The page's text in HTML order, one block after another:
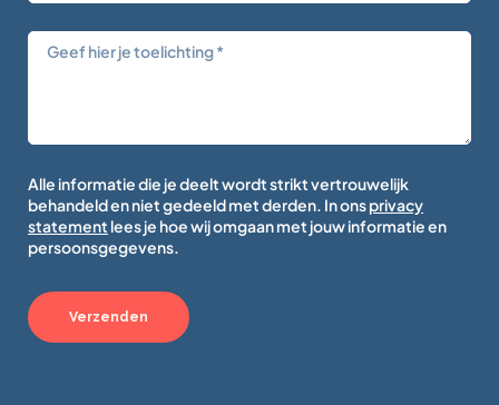
Alle informatie die je deelt wordt strikt vertrouwelijk
behandeld en niet gedeeld met derden. In onsprivacy
statementlees je hoe wij omgaan met jouw informatie en
persoonsgegevens.
Verzenden